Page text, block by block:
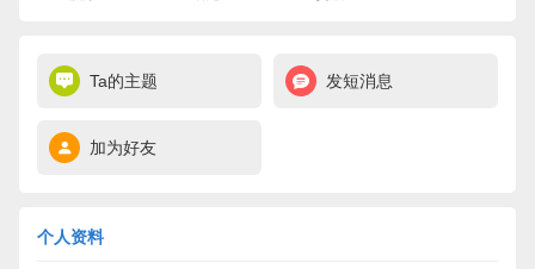
Ta的主题 发短消息
加为好友
个人资料